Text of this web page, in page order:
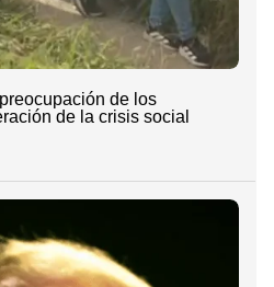
de los
de la crisis social